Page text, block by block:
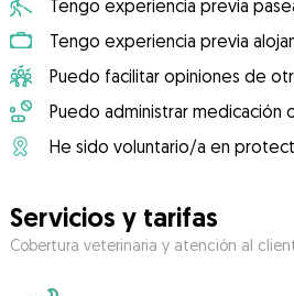
Tengo experiencia previa
Tengo experiencia previa
Puedo facilitar opiniones de
Puedo administrar medicación
He sido voluntario/a en
Servicios y tarifas
Cobertura veterinaria y atención al